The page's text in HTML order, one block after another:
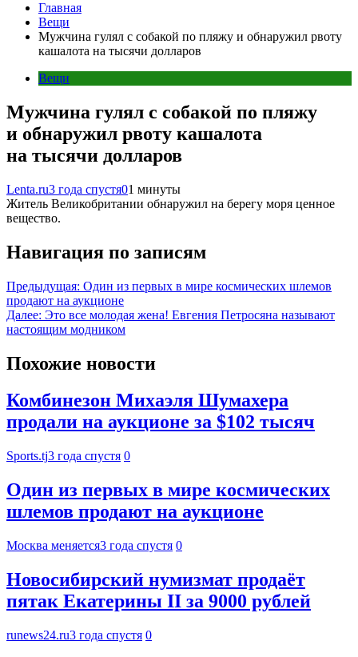
Главная
Вещи
Мужчина гулял с собакой по пляжу и обнаружил рвоту
кашалота на тысячи долларов
Вещи
Мужчина гулял с собакой по пляжу
и обнаружил рвоту кашалота
на тысячи долларов
Lenta.ru3 года спустя01 минуты
Житель Великобритании обнаружил на берегу моря ценное
вещество.
Навигация по записям
Предыдущая: Один из первых в мире космических шлемов
продают на аукционе
Далее: Это все молодая жена! Евгения Петросяна называют
настоящим модником
Похожие новости
Комбинезон Михаэля Шумахера
продали на аукционе за $102 тысяч
Sports.tj3 года спустя 0
Один из первых в мире космических
шлемов продают на аукционе
Москва меняется3 года спустя 0
Новосибирский нумизмат продаёт
пятак Екатерины II за 9000 рублей
runews24.ru3 года спустя 0